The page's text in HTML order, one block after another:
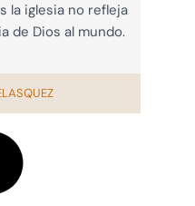
la iglesia no refleja
de Dios al mundo.